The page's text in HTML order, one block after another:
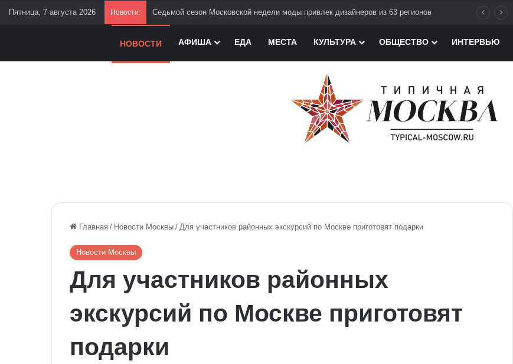
Пятница, 7 августа 2026 Новости: Седьмой сезон Московской недели моды привлек дизайнеров из 63 регионов
НОВОСТИ АФИША ЕДА МЕСТА КУЛЬТУРА ОБЩЕСТВО ИНТЕРВЬЮ
Главная / Новости Москвы / Для участников районных экскурсий по Москве приготовят подарки
Новости Москвы
Для участников районных
экскурсий по Москве приготовят
подарки